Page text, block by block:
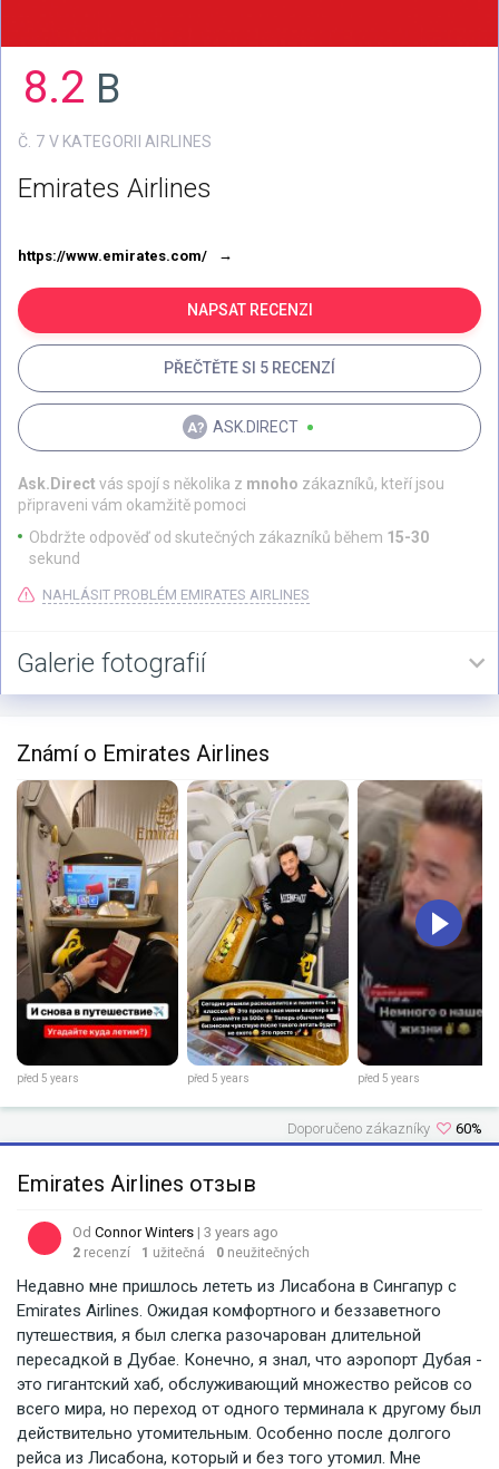
8.2 B
Č. 7 V KATEGORII AIRLINES
Emirates Airlines
https://www.emirates.com/
NAPSAT RECENZI
PŘEČTĚTE SI 5 RECENZÍ
ASK.DIRECT
Ask.Direct vás spojí s několika z mnoho zákazníků, kteří jsou
připraveni vám okamžitě pomoci
Obdržte odpověď od skutečných zákazníků během 15-30
sekund
NAHLÁSIT PROBLÉM EMIRATES AIRLINES
Galerie fotografií
Známí o Emirates Airlines
před 5 years před 5 years před 5 years
60%
Doporučeno zákazníky
Emirates Airlines отзыв
Od Connor Winters | 3 years ago
2 recenzí 1 užitečná 0 neužitečných
Недавно мне пришлось лететь из Лисабона в Сингапур с
Emirates Airlines. Ожидая комфортного и беззаветного
путешествия, я был слегка разочарован длительной
пересадкой в Дубае. Конечно, я знал, что аэропорт Дубая -
это гигантский хаб, обслуживающий множество рейсов со
всего мира, но переход от одного терминала к другому был
действительно утомительным. Особенно после долгого
рейса из Лисабона, который и без того утомил. Мне